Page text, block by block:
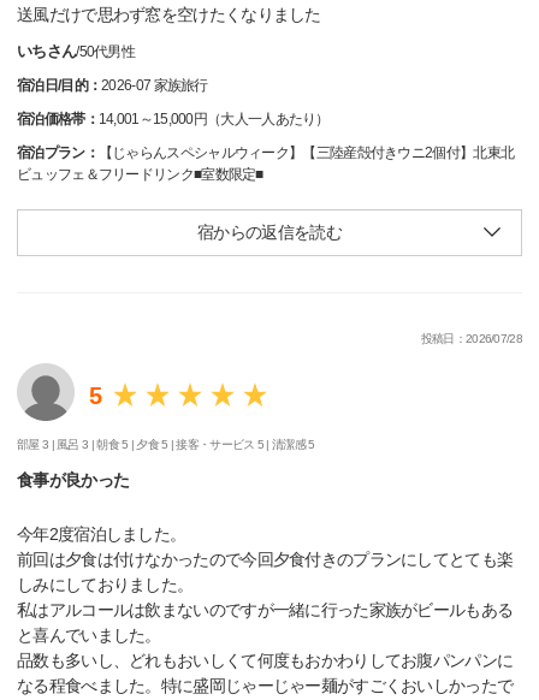
送風だけで思わず窓を空けたくなりました
いちさん/50代男性
宿泊日/目的：2026-07 家族旅行
宿泊価格帯： 14,001～15,000円（大人一人あたり）
宿泊プラン：
【じゃらんスペシャルウィーク】【三陸産殻付きウニ2個付】北東北
ビュッフェ＆フリードリンク■室数限定■
宿からの返信を読む
投稿日：2026/07/28
5
部屋 3 | 風呂 3 |朝食 5 | 夕食 5 |接客・サービス 5 |清潔感 5
食事が良かった
今年2度宿泊しました。
前回は夕食は付けなかったので今回夕食付きのプランにしてとても楽
しみにしておりました。
私はアルコールは飲まないのですが一緒に行った家族がビールもある
と喜んでいました。
品数も多いし、どれもおいしくて何度もおかわりしてお腹パンパンに
なる程食べました。特に盛岡じゃーじゃー麺がすごくおいしかったで